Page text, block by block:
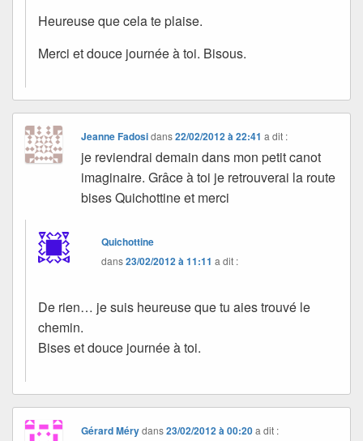
Heureuse que cela te plaise.
Merci et douce journée à toi. Bisous.
Jeanne Fadosidans22/02/2012 à 22:41 a dit :
je reviendrai demain dans mon petit canot
imaginaire. Grâce à toi je retrouverai la route
bises Quichottine et merci
Quichottine
dans23/02/2012 à 11:11 a dit :
De rien… je suis heureuse que tu aies trouvé le
chemin.
Bises et douce journée à toi.
Gérard Mérydans23/02/2012 à 00:20 a dit :